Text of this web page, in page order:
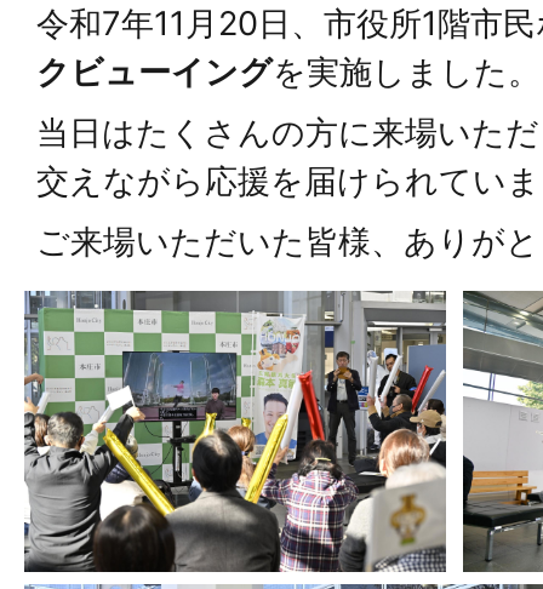
令和7年11月20日、市役所1階市
クビューイングを実施しました。
当日はたくさんの方に来場いた
交えながら応援を届けられてい
ご来場いただいた皆様、ありが